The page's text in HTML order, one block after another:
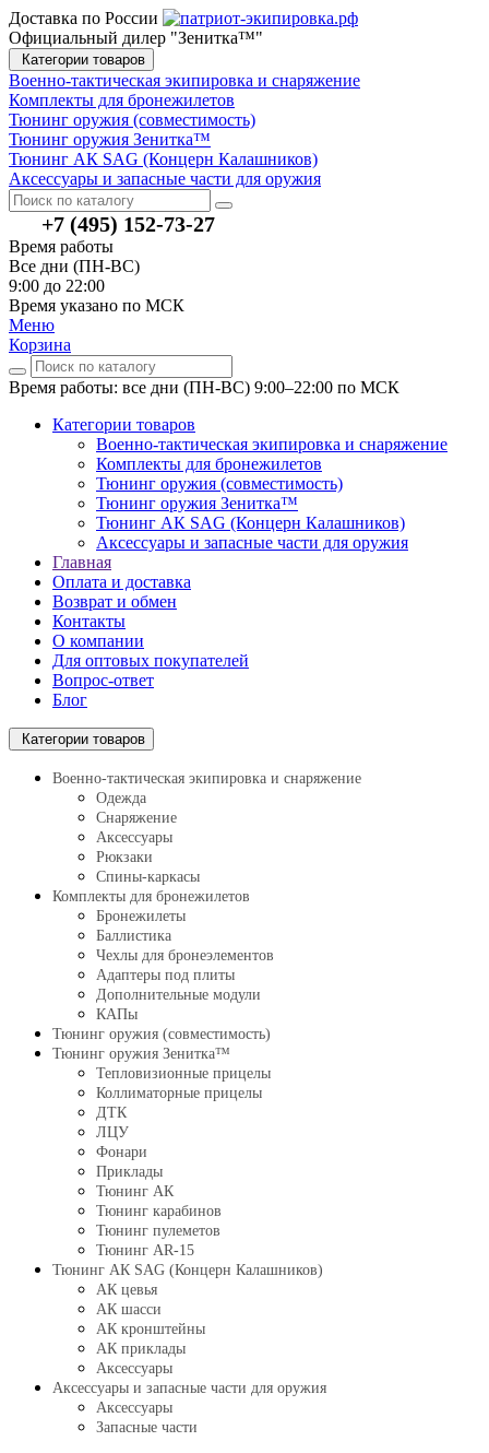
Доставка по России
Официальный дилер "Зенитка™"
Категории товаров
Военно-тактическая экипировка и снаряжение
Комплекты для бронежилетов
Тюнинг оружия (совместимость)
Тюнинг оружия Зенитка™
Тюнинг АК SAG (Концерн Калашников)
Аксессуары и запасные части для оружия
+7 (495) 152-73-27
Время работы
Все дни (ПН-ВС)
9:00 до 22:00
Время указано по МСК
Меню
Корзина
Время работы: все дни (ПН-ВС) 9:00–22:00 по МСК
Категории товаров
Военно-тактическая экипировка и снаряжение
Комплекты для бронежилетов
Тюнинг оружия (совместимость)
Тюнинг оружия Зенитка™
Тюнинг АК SAG (Концерн Калашников)
Аксессуары и запасные части для оружия
Главная
Оплата и доставка
Возврат и обмен
Контакты
О компании
Для оптовых покупателей
Вопрос-ответ
Блог
Категории товаров
Военно-тактическая экипировка и снаряжение
Одежда
Снаряжение
Аксессуары
Рюкзаки
Спины-каркасы
Комплекты для бронежилетов
Бронежилеты
Баллистика
Чехлы для бронеэлементов
Адаптеры под плиты
Дополнительные модули
КАПы
Тюнинг оружия (совместимость)
Тюнинг оружия Зенитка™
Тепловизионные прицелы
Коллиматорные прицелы
ДТК
ЛЦУ
Фонари
Приклады
Тюнинг АК
Тюнинг карабинов
Тюнинг пулеметов
Тюнинг AR-15
Тюнинг АК SAG (Концерн Калашников)
АК цевья
АК шасси
АК кронштейны
АК приклады
Аксессуары
Аксессуары и запасные части для оружия
Аксессуары
Запасные части